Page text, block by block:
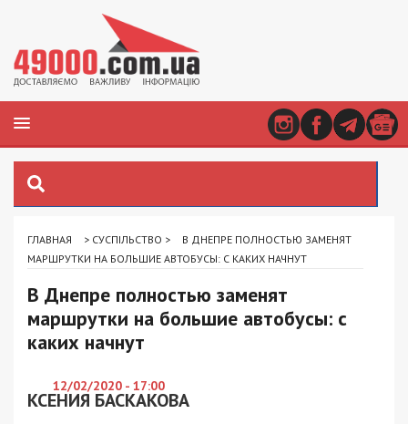
ГЛАВНАЯ > СУСПІЛЬСТВО >
В ДНЕПРЕ ПОЛНОСТЬЮ ЗАМЕНЯТ
МАРШРУТКИ НА БОЛЬШИЕ АВТОБУСЫ: С КАКИХ НАЧНУТ
В Днепре полностью заменят
маршрутки на большие автобусы: с
каких начнут
12/02/2020 - 17:00
КСЕНИЯ БАСКАКОВА